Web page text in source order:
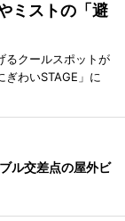
ミストの「避
るクールスポットが
わいSTAGE」に
ル交差点の屋外ビ